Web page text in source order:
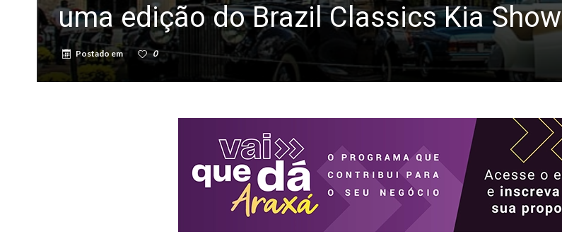
uma edição do Brazil Classics Kia Show
Postado em 0